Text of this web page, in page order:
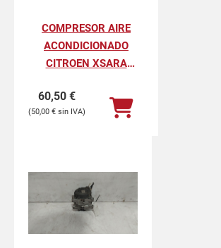
COMPRESOR AIRE
ACONDICIONADO
CITROEN XSARA
60,50 €
50,00 €